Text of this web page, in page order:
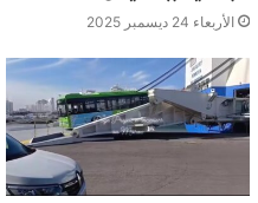
الأربعاء 24 ديسمبر 2025